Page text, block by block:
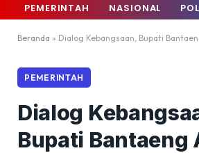
PEMERINTAH NASIONAL
Beranda » Dialog Kebangsaan, Bupati
PEMERINTAH
Dialog
Bupati Bantaeng